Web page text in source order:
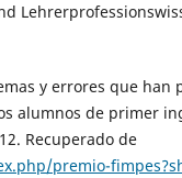
y errores que han
alumnos de primer
Recuperado de
premio-